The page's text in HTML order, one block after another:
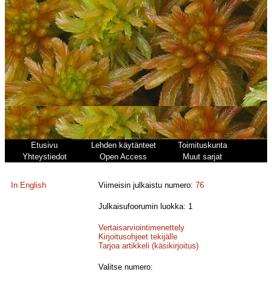
Etusivu Lehden käytänteet
Toimituskunta
Yhteystiedot
Open Access Muut sarjat
In English Viimeisin julkaistu numero:76
Julkaisufoorumin luokka: 1
Vertaisarviointimenettely
Kirjoitusohjeet tekijälle
Tarjoa artikkeli (käsikirjoitus)
Valitse numero: